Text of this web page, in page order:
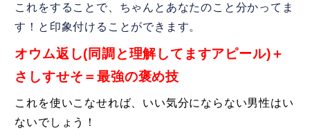
これをすることで、ちゃんとあなたのこと分かってま
す！と印象付けることができます。
オウム返し(同調と理解してますアピール)＋
さしすせそ＝最強の褒め技
これを使いこなせれば、いい気分にならない男性はい
ないでしょう！